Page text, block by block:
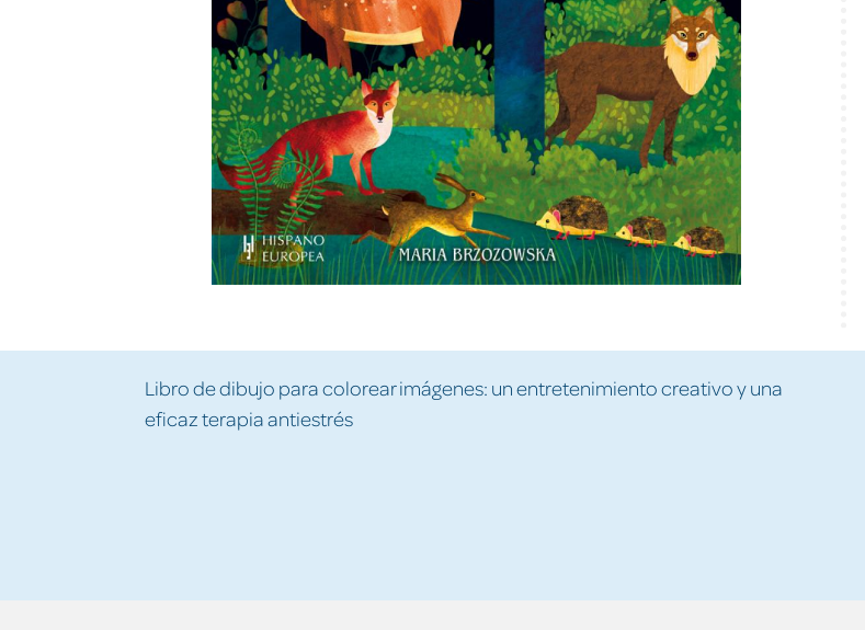
Libro de dibujo para colorear imágenes: un entretenimiento creativo y una
eficaz terapia antiestrés